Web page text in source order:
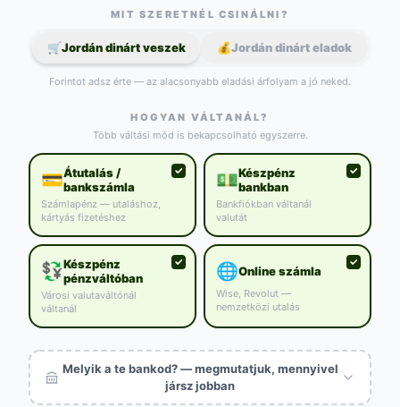
MIT SZERETNÉL CSINÁLNI?
🛒Jordán dinárt veszek 💰Jordán dinárt eladok
Forintot adsz érte — az alacsonyabb eladási árfolyam a jó neked.
HOGYAN VÁLTANÁL?
Több váltási mód is bekapcsolható egyszerre.
💳Átutalás /
bankszámla
Számlapénz — utaláshoz,
kártyás fizetéshez
💵Készpénz
bankban
Bankfiókban váltanál
valutát
💱Készpénz
pénzváltóban
Városi valutaváltónál
váltanál
🌐Online számla
Wise, Revolut —
nemzetközi utalás
Melyik a te bankod? — megmutatjuk, mennyivel
jársz jobban